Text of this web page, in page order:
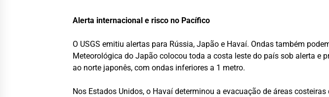
Alerta internacional e risco no Pacífico
O USGS emitiu alertas para Rússia, Japão e Havaí. Ondas também
Meteorológica do Japão colocou toda a costa leste do país sob alerta e
ao norte japonês, com ondas inferiores a 1 metro.
Nos Estados Unidos, o Havaí determinou a evacuação de áreas